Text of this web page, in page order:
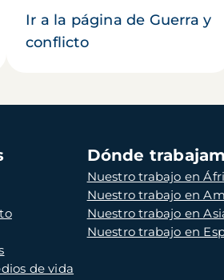
Ir a la página de Guerra y
conflicto
de vida
Dónde
Nuestro trabajo en
Nuestro trabajo en
Nuestro trabajo en
Nuestro trabajo en